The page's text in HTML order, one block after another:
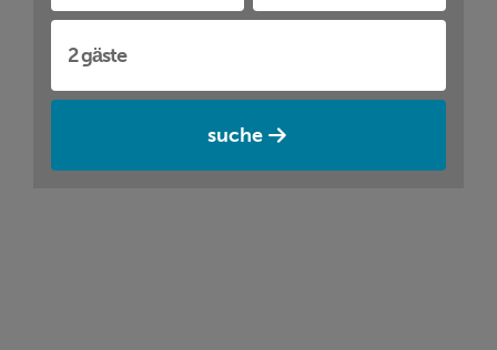
suche